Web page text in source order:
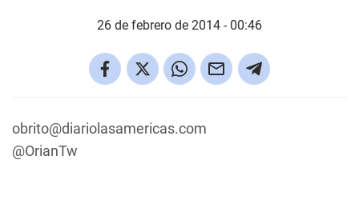
26 de febrero de 2014 - 00:46
obrito@diariolasamericas.com
@OrianTw